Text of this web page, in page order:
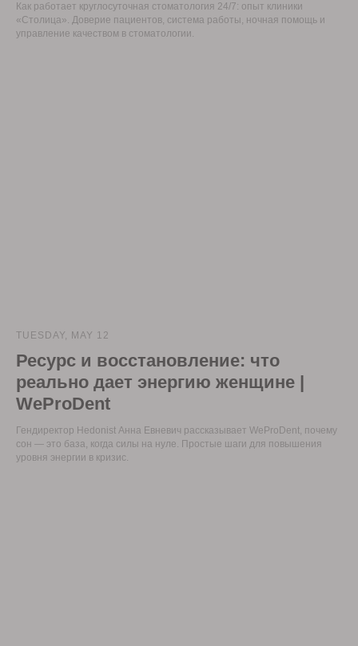
Как работает круглосуточная стоматология 24/7: опыт клиники
«Столица». Доверие пациентов, система работы, ночная помощь и
управление качеством в стоматологии.
TUESDAY, MAY 12
Ресурс и восстановление: что
реально дает энергию женщине |
WeProDent
Гендиректор Hedonist Анна Евневич рассказывает WeProDent, почему
сон — это база, когда силы на нуле. Простые шаги для повышения
уровня энергии в кризис.